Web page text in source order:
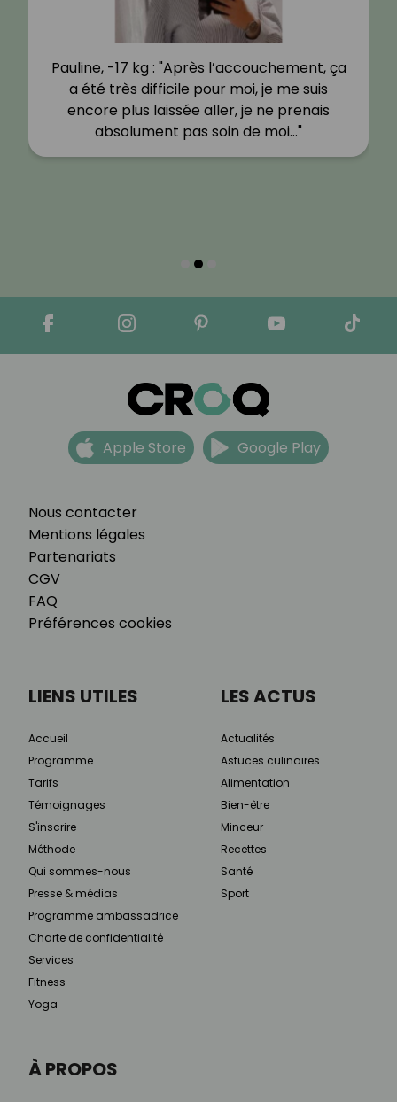
Pauline, -17 kg : "Après l’accouchement, ça
a été très difficile pour moi, je me suis
encore plus laissée aller, je ne prenais
absolument pas soin de moi…"
Nous contacter
Mentions légales
Partenariats
CGV
FAQ
Préférences cookies
Apple Store Google Play
À PROPOS
LIENS UTILES
Accueil
Programme
Tarifs
Témoignages
S'inscrire
Méthode
Qui sommes-nous
Presse & médias
Programme ambassadrice
Charte de confidentialité
Services
Fitness
Yoga
LES ACTUS
Actualités
Astuces culinaires
Alimentation
Bien-être
Minceur
Recettes
Santé
Sport